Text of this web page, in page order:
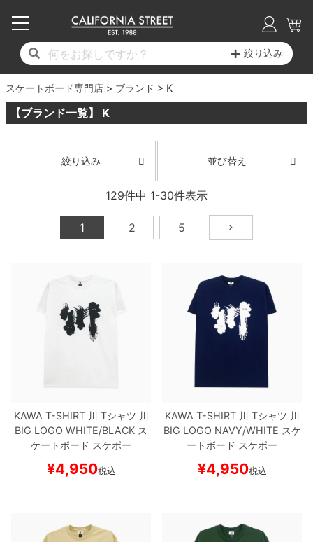
絞り込み
スケートボード専門店 ブランド K
【ブランド一覧】 K
絞り込み 並び替え
129件中 1-30件表示
1 2 5
KAWA T-SHIRT川 Tシャツ 川
BIG LOGO WHITE/BLACK ス
ケートボード スケボー
¥4,950税込
KAWA T-SHIRT川 Tシャツ 川
BIG LOGO NAVY/WHITE スケ
ートボード スケボー
¥4,950税込
17時までのご注文は当日発送！
11,000円以上で送料無料！
毎月1日はポイント5倍！10日と20日は3倍！
コンプリートセット（完成品）
デッキ
17時までのご注文は当日発送！
11,000円以上で送料無料！
毎月1日はポイント5倍！10日と20日は3倍！
デッキ新着一覧
デッキブランド一覧（全てのデッキ）
サイズからデッキを選ぶ
子供用デッキ
7.0inch以下
7.2inch
8.1inch
8.2inch
17時までのご注文は当日発送！
11,000円以上で送料無料！
毎月1日はポイント5倍！10日と20日は3倍！
トラック新着一覧
トラックブランド一覧（全てのトラック）
適合デッキサイズから選ぶ
7.0inch以下
7.2inch
7.3inch
8.2inch
8.3inch
17時までのご注文は当日発送！
11,000円以上で送料無料！
毎月1日はポイント5倍！10日と20日は3倍！
ウィール新着一覧
ウィールブランド一覧（全てのウィール）
ウィールをサイズから選ぶ
50mm
51mm
52mm
60mm
62mm
スピットファイヤー F4（フォーミュラフォ
ボーンズ XF（エックスフォーミュラ）
ボーンズ STF（エスティーエフ）
パウエルペラルタ DF（ドラゴンフォーミュ
デッキテープ
足回りセット（トラック・ウィールセット）
ヘルメット・パッド
スケートケース・バッグ
17時までのご注文は当日発送！
11,000円以上で送料無料！
毎月1日はポイント5倍！10日と20日は3倍！
シューズ新着一覧
シューズブランド一覧
シューズをサイズから選ぶ
20cm
21cm
22cm
26cm
26.5cm
シューレース・その他
17時までのご注文は当日発送！
11,000円以上で送料無料！
毎月1日はポイント5倍！10日と20日は3倍！
Tシャツ
ロングスリーブTシャツ
パンツ
7分袖シャツ・ラグラン
半袖シャツ
ソックス
17時までのご注文は当日発送！
11,000円以上で送料無料！
毎月1日はポイント5倍！10日と20日は3倍！
最新ブログ一覧
カテゴリー
17時までのご注文は当日発送！
11,000円以上で送料無料！
毎月1日はポイント5倍！10日と20日は3倍！
初心者の方へ
スタッフおすすめアイテム
スケートパーク情報
17時までのご注文は当日発送！
11,000円以上で送料無料！
毎月1日はポイント5倍！10日と20日は3倍！
店舗情報
ショップライダー紹介
カリフォルニアストリートの歴史
プライバシーポリシー
特定商取引法に基づく表記